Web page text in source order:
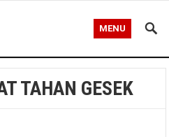
MENU
TAHAN GESEK